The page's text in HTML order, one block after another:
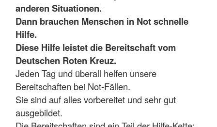
anderen Situationen.
Dann brauchen Menschen in Not schnelle
Hilfe.
Diese Hilfe leistet die Bereitschaft vom
Deutschen Roten Kreuz.
Jeden Tag und überall helfen unsere
Bereitschaften bei Not-Fällen.
Sie sind auf alles vorbereitet und sehr gut
ausgebildet.